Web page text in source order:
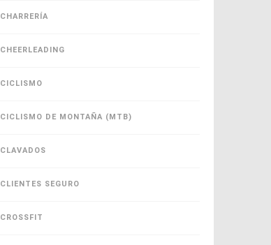
CHARRERÍA
CHEERLEADING
CICLISMO
CICLISMO DE MONTAÑA (MTB)
CLAVADOS
CLIENTES SEGURO
CROSSFIT